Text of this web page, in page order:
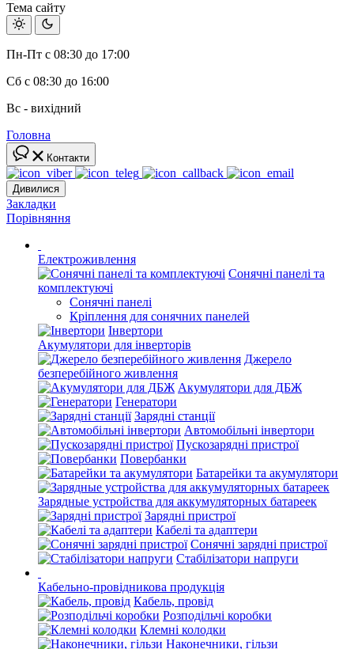
Тема сайту
Пн-Пт с 08:30 до 17:00
Сб с 08:30 до 16:00
Вс - вихідний
Головна
Контакти
Дивилися
Закладки
Порівняння
Електроживлення
Сонячні панелі та
комплектуючі
Сонячні панелі
Кріплення для сонячних панелей
Інвертори
Акумулятори для інверторів
Джерело
безперебійного живлення
Акумулятори для ДБЖ
Генератори
Зарядні станції
Автомобільні інвертори
Пускозарядні пристрої
Повербанки
Батарейки та акумулятори
Зарядные устройства для аккумуляторных батареек
Зарядні пристрої
Кабелі та адаптери
Сонячні зарядні пристрої
Стабілізатори напруги
Кабельно-провідникова продукція
Кабель, провід
Розподільчі коробки
Клемні колодки
Наконечники, гільзи